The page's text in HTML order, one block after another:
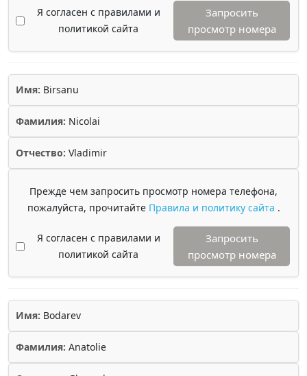
Я согласен с правилами и
политикой сайта
Запросить
просмотр номера
Имя: Birsanu
Фамилия: Nicolai
Отчество: Vladimir
Прежде чем запросить просмотр номера телефона,
пожалуйста, прочитайте Правила и политику сайта .
Я согласен с правилами и
политикой сайта
Запросить
просмотр номера
Имя: Bodarev
Фамилия: Anatolie